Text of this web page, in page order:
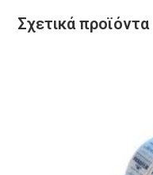
Σχετικά προϊόντα